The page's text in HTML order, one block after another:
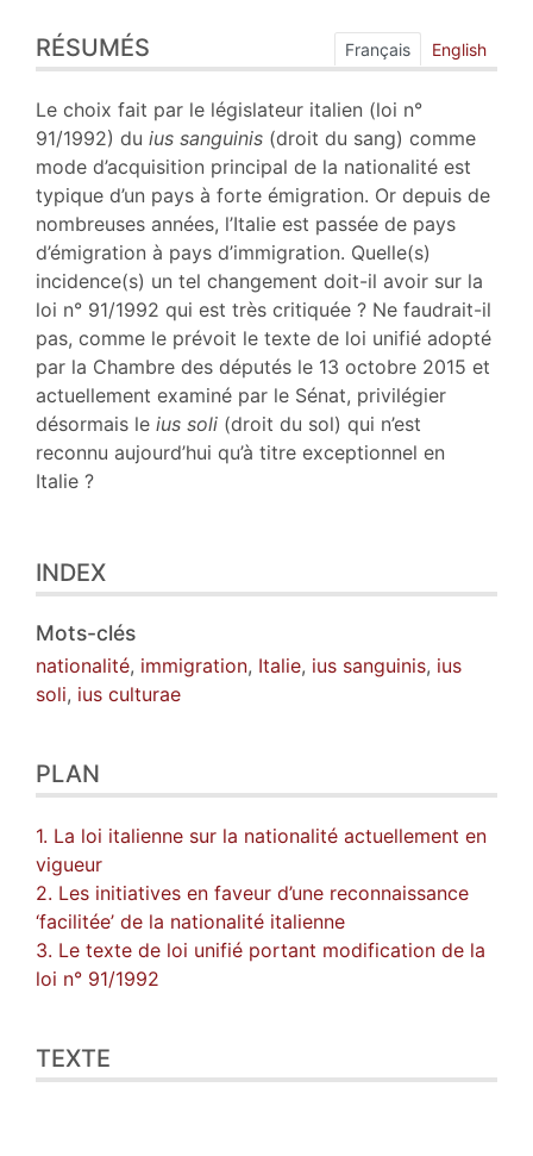
Index
Plan
Texte
Bibliographie
Notes
Citer cet article
Auteur
RÉSUMÉS Français English
Le choix fait par le législateur italien (loi n°
91/1992) du ius sanguinis (droit du sang) comme
mode d’acquisition principal de la nationalité est
typique d’un pays à forte émigration. Or depuis de
nombreuses années, l’Italie est passée de pays
d’émigration à pays d’immigration. Quelle(s)
incidence(s) un tel changement doit-il avoir sur la
loi n° 91/1992 qui est très critiquée ? Ne faudrait-il
pas, comme le prévoit le texte de loi unifié adopté
par la Chambre des députés le 13 octobre 2015 et
actuellement examiné par le Sénat, privilégier
désormais le ius soli (droit du sol) qui n’est
reconnu aujourd’hui qu’à titre exceptionnel en
Italie ?
INDEX
Mots-clés
nationalité, immigration, Italie, ius sanguinis, ius
soli, ius culturae
PLAN
1. La loi italienne sur la nationalité actuellement en
vigueur
2. Les initiatives en faveur d’une reconnaissance
‘facilitée’ de la nationalité italienne
3. Le texte de loi unifié portant modification de la
loi n° 91/1992
TEXTE